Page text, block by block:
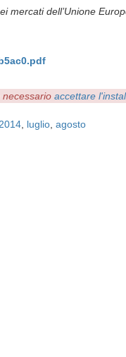
dell’Unione
necessario accettare
2014 luglio agosto